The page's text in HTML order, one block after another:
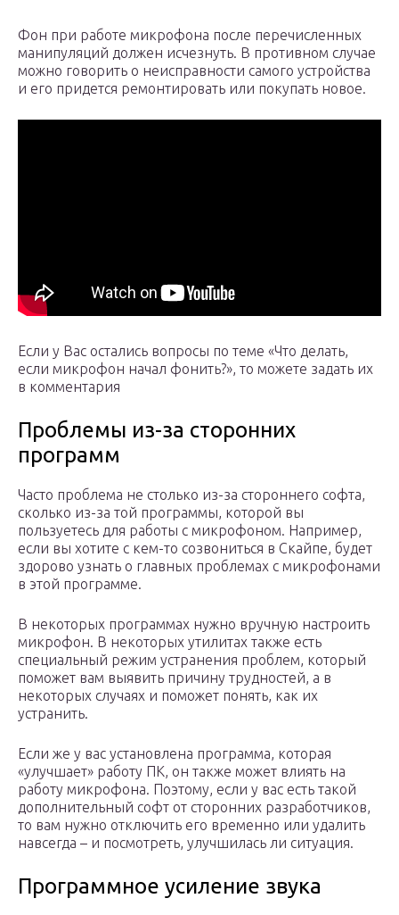
Фон при работе микрофона после перечисленных
манипуляций должен исчезнуть. В противном случае
можно говорить о неисправности самого устройства
и его придется ремонтировать или покупать новое.
Если у Вас остались вопросы по теме «Что делать,
если микрофон начал фонить?», то можете задать их
в комментария
Проблемы из-за сторонних
программ
Часто проблема не столько из-за стороннего софта,
сколько из-за той программы, которой вы
пользуетесь для работы с микрофоном. Например,
если вы хотите с кем-то созвониться в Скайпе, будет
здорово узнать о главных проблемах с микрофонами
в этой программе.
В некоторых программах нужно вручную настроить
микрофон. В некоторых утилитах также есть
специальный режим устранения проблем, который
поможет вам выявить причину трудностей, а в
некоторых случаях и поможет понять, как их
устранить.
Если же у вас установлена программа, которая
«улучшает» работу ПК, он также может влиять на
работу микрофона. Поэтому, если у вас есть такой
дополнительный софт от сторонних разработчиков,
то вам нужно отключить его временно или удалить
навсегда – и посмотреть, улучшилась ли ситуация.
Программное усиление звука